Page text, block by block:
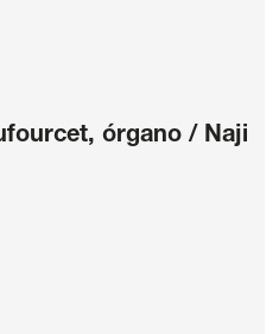
órgano / Naji